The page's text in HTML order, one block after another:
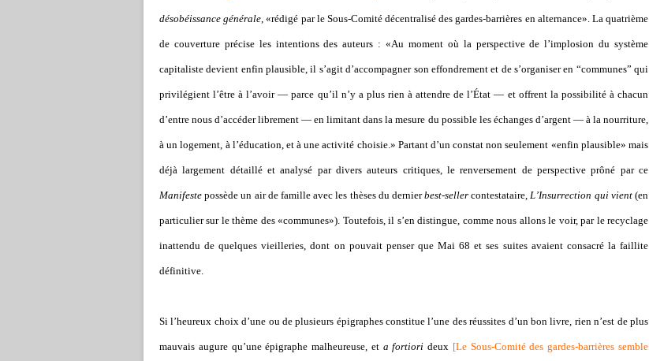
désobéissance générale, «rédigé par le Sous-Comité décentralisé des gardes-barrières en alternance». La quatrième
de couverture précise les intentions des auteurs : «Au moment où la perspective de l’implosion du système
capitaliste devient enfin plausible, il s’agit d’accompagner son effondrement et de s’organiser en “communes” qui
privilégient l’être à l’avoir — parce qu’il n’y a plus rien à attendre de l’État — et offrent la possibilité à chacun
d’entre nous d’accéder librement — en limitant dans la mesure du possible les échanges d’argent — à la nourriture,
à un logement, à l’éducation, et à une activité choisie.» Partant d’un constat non seulement «enfin plausible» mais
déjà largement détaillé et analysé par divers auteurs critiques, le renversement de perspective prôné par ce
Manifeste possède un air de famille avec les thèses du dernierbest-seller contestataire,L’Insurrection qui vient(en
particulier sur le thème des «communes»). Toutefois, il s’en distingue, comme nous allons le voir, par le recyclage
inattendu de quelques vieilleries, dont on pouvait penser que Mai 68 et ses suites avaient consacré la faillite
définitive.
Si l’heureux choix d’une ou de plusieurs épigraphes constitue l’une des réussites d’un bon livre, rien n’est de plus
mauvais augure qu’une épigraphe malheureuse, et a fortiori deux [Le Sous-Comité des gardes-barrières semble